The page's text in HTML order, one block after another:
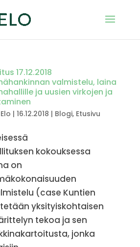
17.12.2018
valmistelu, laina
ja uusien virkojen ja
| 16.12.2018 | Blogi, Etusivu
kokouksessa
on
(case Kuntien
yksityiskohtaisen
tekoa ja sen
jonka